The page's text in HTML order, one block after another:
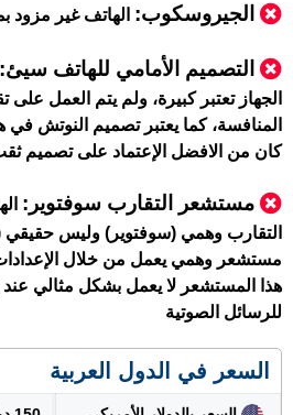
الجيروسكوب: الهاتف غير
التصميم الأمامي للهاتف سيئ:
الجهاز تعتبر كبيرة، ولم يتم العمل على
المنافسة، كما يعتبر تصميم النوتش في
كان من الافضل الإعتماد على تصميم ثقب
مستشعر التقارب سوفتوير:
التقارب وهمي (سوفتوير) وليس حقيقي
مستشعر وهمي يعمل من خلال
هذا المستشعر لا يعمل بشكل مثالي عند
للرسائل الصوتية
السعر في الدول العربية